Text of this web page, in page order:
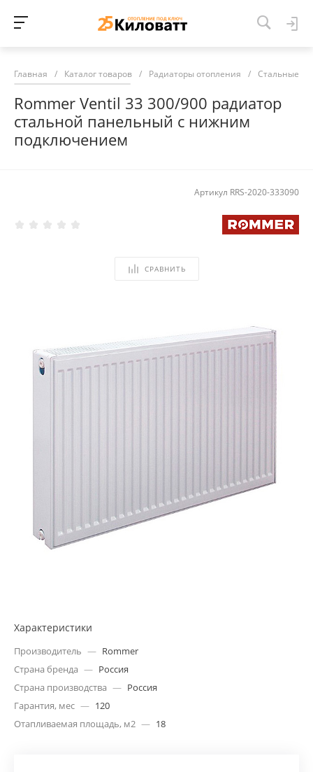
Главная / Каталог товаров / Радиаторы отопления / Стальные
Rommer Ventil 33 300/900 радиатор
стальной панельный с нижним
подключением
Артикул RRS-2020-333090
СРАВНИТЬ
Характеристики
Производитель — Rommer
Страна бренда — Россия
Страна производства — Россия
Гарантия, мес — 120
Отапливаемая площадь, м2 — 18